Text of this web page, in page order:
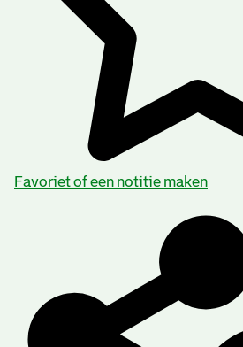
Favoriet of een notitie maken